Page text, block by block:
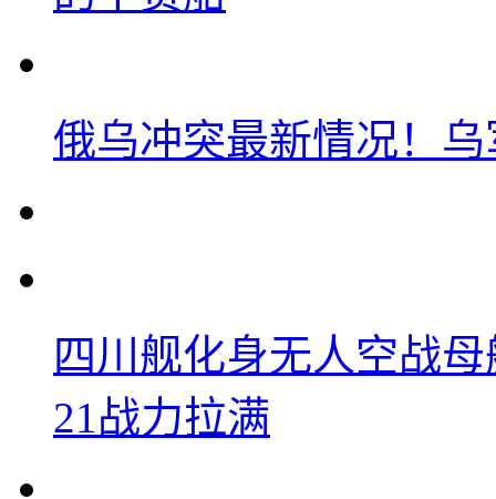
俄乌冲突最新情况！
四川舰化身无人空战
21战力拉满